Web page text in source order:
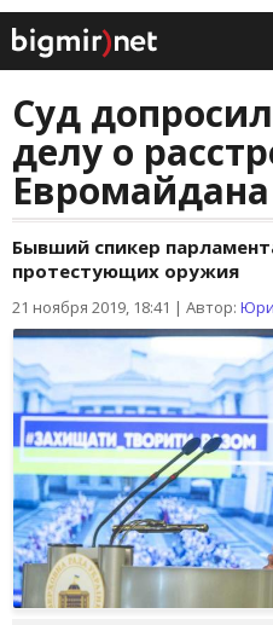
Суд
делу о
Евромайдана
Бывший спикер
протестующих оружия
21 ноября 2019, 18:41 | Автор: